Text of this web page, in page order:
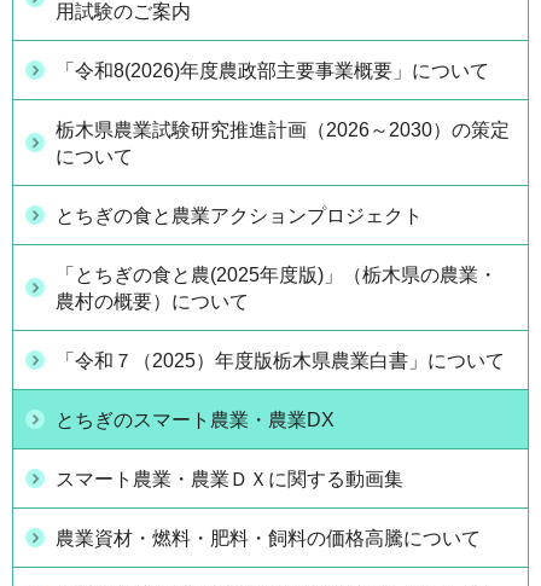
用試験のご案内
「令和8(2026)年度農政部主要事業概要」について
栃木県農業試験研究推進計画（2026～2030）の策定
について
とちぎの食と農業アクションプロジェクト
「とちぎの食と農(2025年度版)」（栃木県の農業・
農村の概要）について
「令和７（2025）年度版栃木県農業白書」について
とちぎのスマート農業・農業DX
スマート農業・農業ＤＸに関する動画集
農業資材・燃料・肥料・飼料の価格高騰について